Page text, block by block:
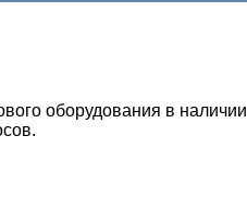
оборудования в наличии